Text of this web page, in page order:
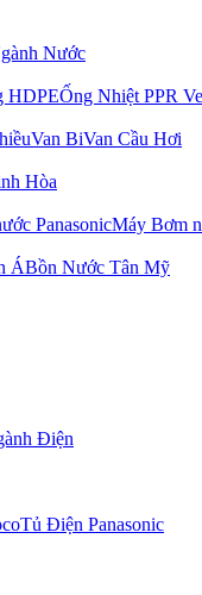
Nước
HDPEỐng Nhiệt PPR
Van BiVan Cầu Hơi
Hòa
PanasonicMáy Bơm
ÁBồn Nước Tân Mỹ
Điện
Tủ Điện Panasonic